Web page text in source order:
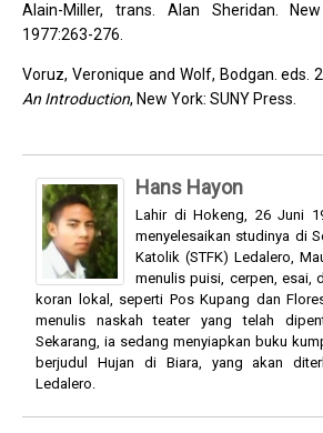
Alain-Miller, trans. Alan Sheridan.
1977:263-276.
Voruz, Veronique and Wolf, Bodgan. eds.
An Introduction, New York: SUNY Press.
Hans Hayon
Lahir di Hokeng, 26 Juni
menyelesaikan studinya di
Katolik (STFK) Ledalero,
menulis puisi, cerpen, esai,
koran lokal, seperti Pos Kupang dan
menulis naskah teater yang telah
Sekarang, ia sedang menyiapkan buku
berjudul Hujan di Biara, yang akan
Ledalero.